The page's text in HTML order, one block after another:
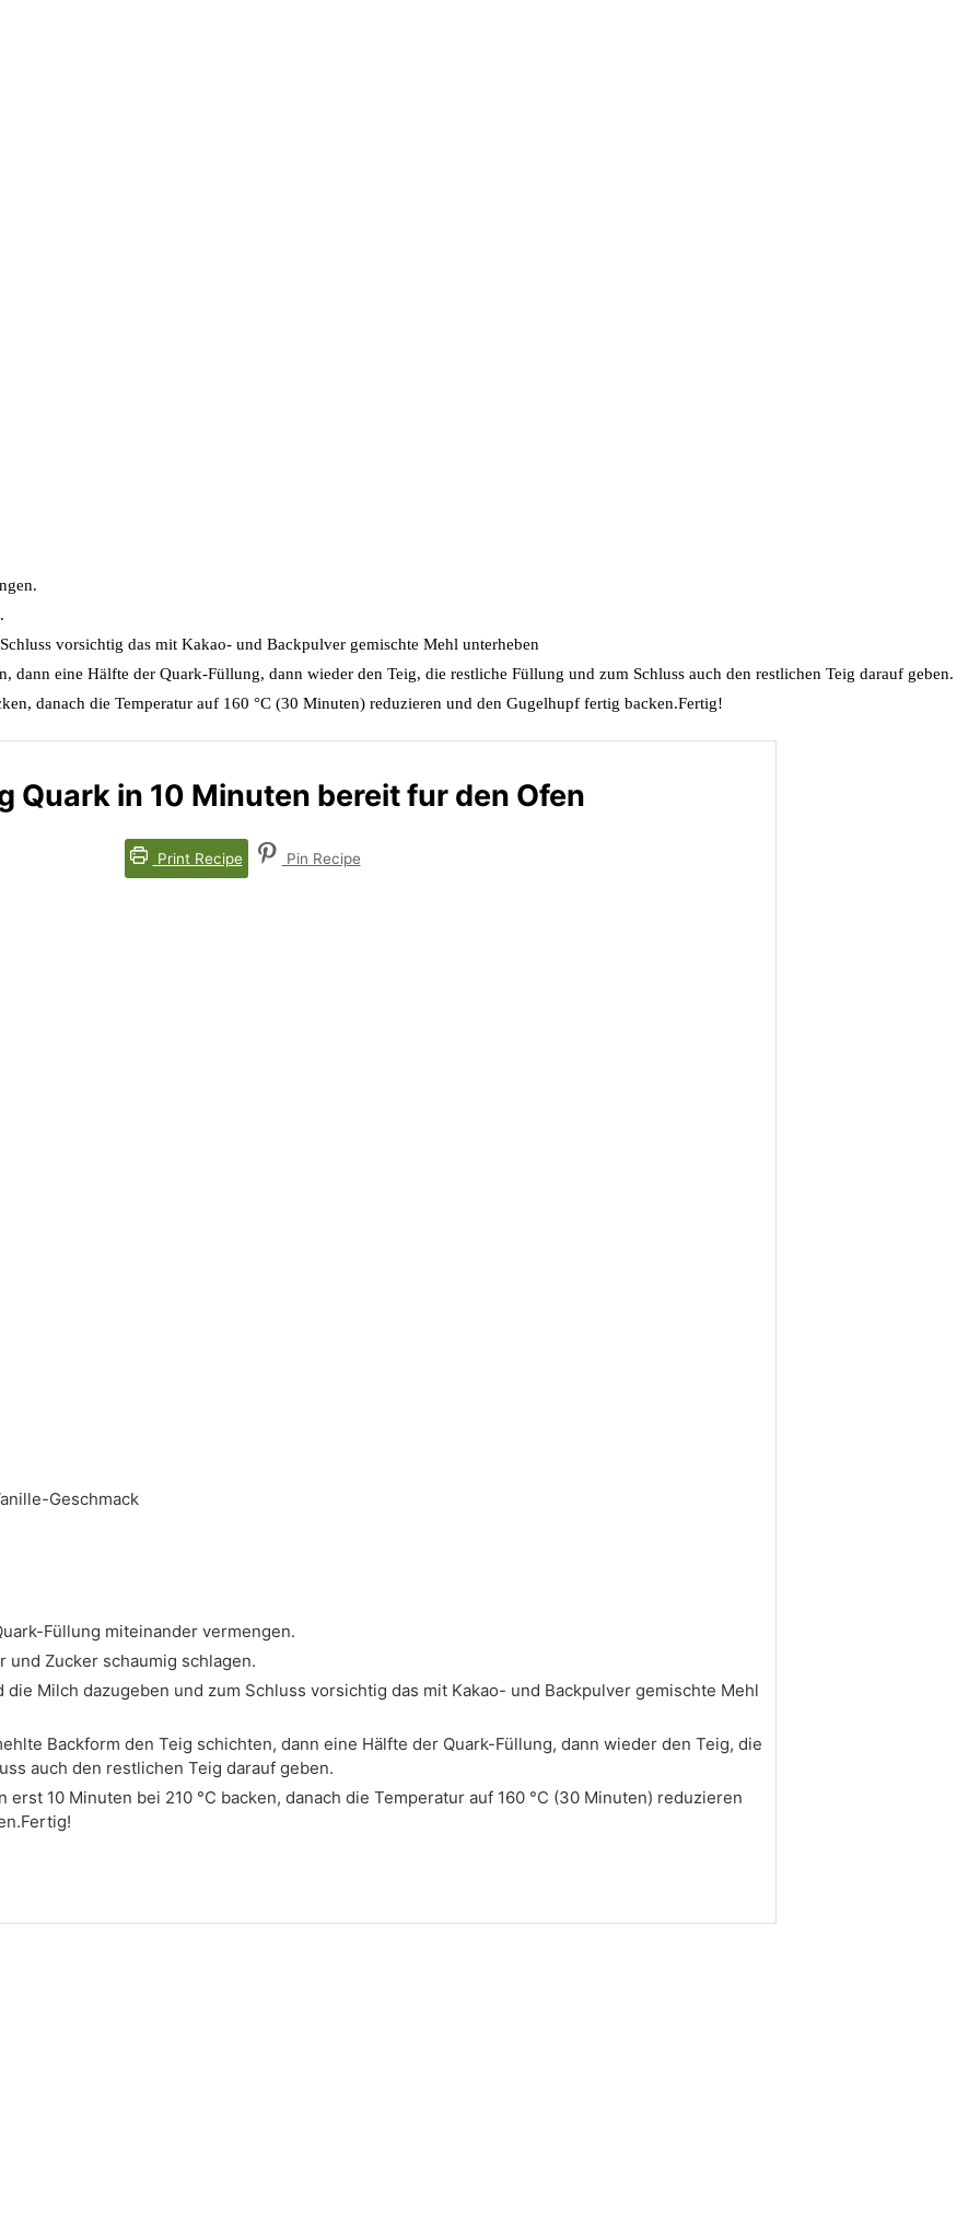
vorsichtig das mit Kakao- und Backpulver gemischte Mehl unterheben
dann eine Hälfte der Quark-Füllung, dann wieder den Teig, die restliche Füllung und zum Schluss auch den restlichen Teig darauf geben.
danach die Temperatur auf 160 °C (30 Minuten) reduzieren und den Gugelhupf fertig backen.Fertig!
Quark in 10 Minuten bereit fur den Ofen
Print Recipe Pin Recipe
Geschmack
Füllung miteinander vermengen.
und Zucker schaumig schlagen.
die Milch dazugeben und zum Schluss vorsichtig das mit Kakao- und Backpulver gemischte Mehl
Backform den Teig schichten, dann eine Hälfte der Quark-Füllung, dann wieder den Teig, die
auch den restlichen Teig darauf geben.
erst 10 Minuten bei 210 °C backen, danach die Temperatur auf 160 °C (30 Minuten) reduzieren